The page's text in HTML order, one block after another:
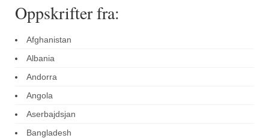
Oppskrifter fra:
Afghanistan
Albania
Andorra
Angola
Aserbajdsjan
Bangladesh